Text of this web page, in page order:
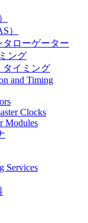
）
タローゲーター
ング
タイミング
and Timing
Clocks
Modules
Services